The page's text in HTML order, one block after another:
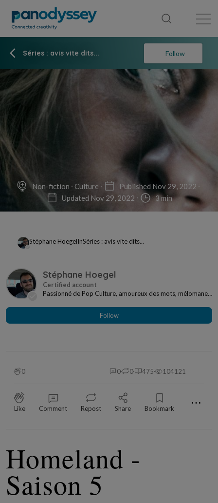
Séries : avis vite dits... Follow
Non-fiction Culture
Published Nov 29, 2022
Updated Nov 29, 2022
3 min
Stéphane HoegelInSéries : avis vite dits...
Stéphane Hoegel
Passionné de Pop Culture, amoureux des mots, mélomane
Follow
0 0 0 475 104121
Like Comment Repost Share Bookmark ⋯
Homeland -
Saison 5